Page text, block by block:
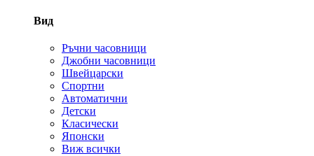
Вид
Ръчни часовници
Джобни часовници
Швейцарски
Спортни
Автоматични
Детски
Класически
Японски
Виж всички